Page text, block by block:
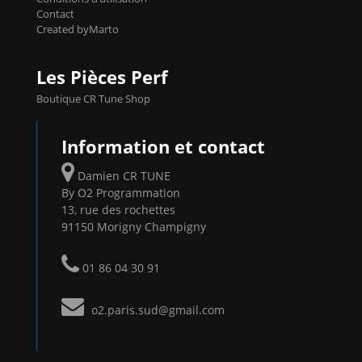
Contact
Created byMarto
Les Pièces Perf
Boutique CR Tune Shop
Information et contact
Damien CR TUNE
By O2 Programmation
13, rue des rochettes
91150 Morigny Champigny
01 86 04 30 91
o2.paris.sud@gmail.com